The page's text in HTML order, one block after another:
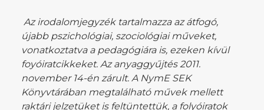
Az irodalomjegyzék tartalmazza az átfogó,
újabb pszichológiai, szociológiai műveket,
vonatkoztatva a pedagógiára is, ezeken kívül
foyóiratcikkeket. Az anyaggyűjtés 2011.
november 14-én zárult. A NymE SEK
Könyvtárában megtalálható művek mellett
raktári jelzetüket is feltüntettük, a folyóiratok